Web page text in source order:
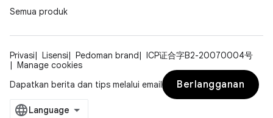
Semua produk
Privasi Lisensi Pedoman brand
ICP证合字B2-20070004号
Manage cookies
Dapatkan berita dan tips melalui email
Berlangganan